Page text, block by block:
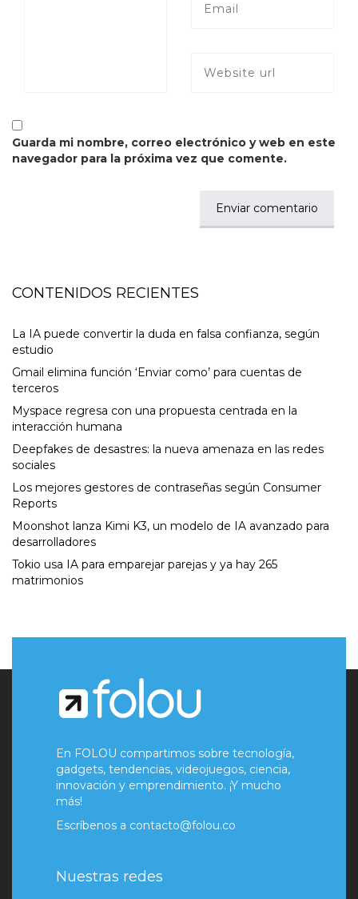
Guarda mi nombre, correo electrónico y web en este
navegador para la próxima vez que comente.
CONTENIDOS RECIENTES
La IA puede convertir la duda en falsa confianza, según
estudio
Gmail elimina función ‘Enviar como’ para cuentas de
terceros
Myspace regresa con una propuesta centrada en la
interacción humana
Deepfakes de desastres: la nueva amenaza en las redes
sociales
Los mejores gestores de contraseñas según Consumer
Reports
Moonshot lanza Kimi K3, un modelo de IA avanzado para
desarrolladores
Tokio usa IA para emparejar parejas y ya hay 265
matrimonios
En FOLOU compartimos sobre tecnología,
gadgets, tendencias, videojuegos, ciencia,
innovación y emprendimiento. ¡Y mucho
más!
Escríbenos a contacto@folou.co
Nuestras redes